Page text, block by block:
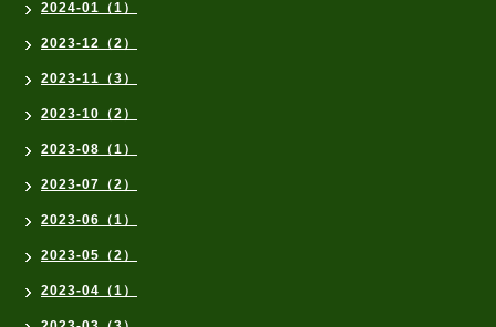
2024-01（1）
2023-12（2）
2023-11（3）
2023-10（2）
2023-08（1）
2023-07（2）
2023-06（1）
2023-05（2）
2023-04（1）